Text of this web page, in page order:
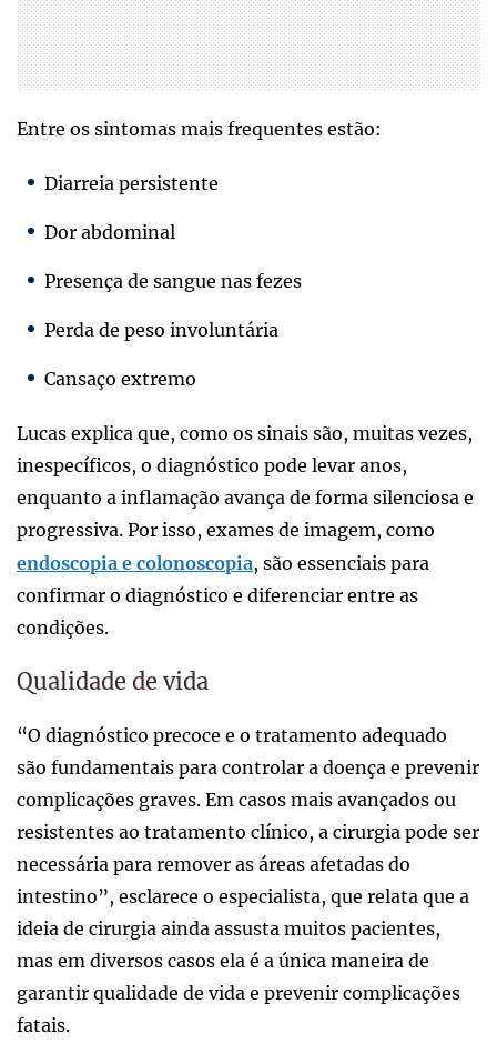
Entre os sintomas mais frequentes estão:
Diarreia persistente
Dor abdominal
Presença de sangue nas fezes
Perda de peso involuntária
Cansaço extremo
Lucas explica que, como os sinais são, muitas vezes,
inespecíficos, o diagnóstico pode levar anos,
enquanto a inflamação avança de forma silenciosa e
progressiva. Por isso, exames de imagem, como
endoscopia e colonoscopia, são essenciais para
confirmar o diagnóstico e diferenciar entre as
condições.
Qualidade de vida
“O diagnóstico precoce e o tratamento adequado
são fundamentais para controlar a doença e prevenir
complicações graves. Em casos mais avançados ou
resistentes ao tratamento clínico, a cirurgia pode ser
necessária para remover as áreas afetadas do
intestino”, esclarece o especialista, que relata que a
ideia de cirurgia ainda assusta muitos pacientes,
mas em diversos casos ela é a única maneira de
garantir qualidade de vida e prevenir complicações
fatais.